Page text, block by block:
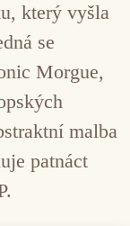
který vyšla
se
Morgue,
malba
patnáct